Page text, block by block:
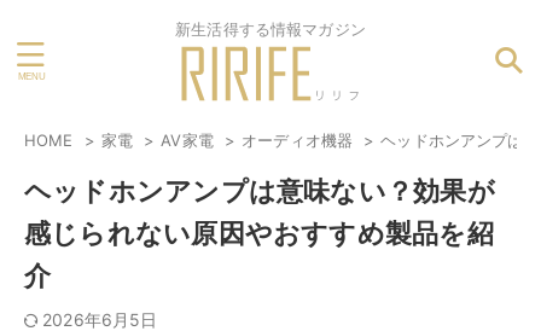
新生活得する情報マガジン
HOME 家電 AV家電 オーディオ機器 ヘッドホンアンプは
ヘッドホンアンプは意味ない？効果が
感じられない原因やおすすめ製品を紹
介
2026年6月5日